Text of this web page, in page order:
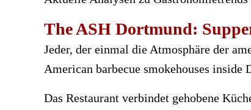
The ASH Dortmund:
Jeder, der einmal die Atmosphäre der
American barbecue smokehouses
Das Restaurant verbindet gehobene